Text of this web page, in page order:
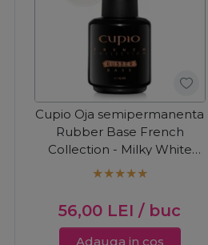
Cupio Oja semipermanenta
Rubber Base French
Collection - Milky White
15ml
56,00 LEI / buc
Adauga in cos